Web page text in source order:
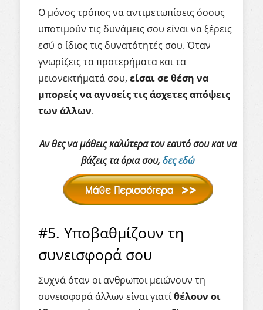
Ο μόνος τρόπος να αντιμετωπίσεις όσους
υποτιμούν τις δυνάμεις σου είναι να ξέρεις
εσύ ο ίδιος τις δυνατότητές σου. Όταν
γνωρίζεις τα προτερήματα και τα
μειονεκτήματά σου, είσαι σε θέση να
μπορείς να αγνοείς τις άσχετες απόψεις
των άλλων.
Αν θες να μάθεις καλύτερα τον εαυτό σου και να
βάζεις τα όρια σου, δες εδώ
#5. Υποβαθμίζουν τη
συνεισφορά σου
Συχνά όταν οι ανθρωποι μειώνουν τη
συνεισφορά άλλων είναι γιατίθέλουν οι